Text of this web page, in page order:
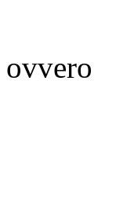
ovvero